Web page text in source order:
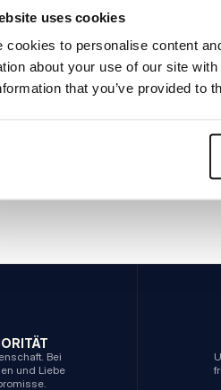
uses cookies
cookies to personalise content
about your use of our site
that you’ve provided to
Bei
und Liebe